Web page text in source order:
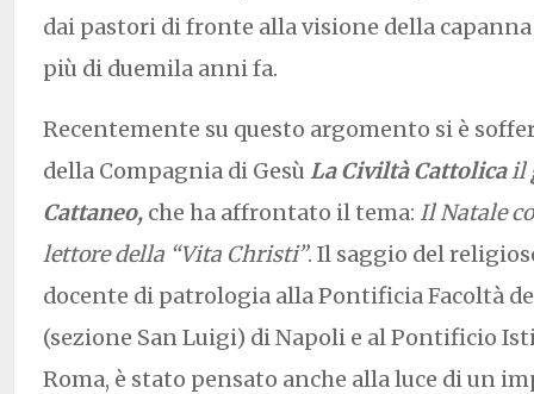
dai pastori di fronte alla visione della capanna
più di duemila anni fa.
Recentemente su questo argomento si è
della Compagnia di Gesù La Civiltà Cattolicail
Cattaneo, che ha affrontato il tema: Il Natale
lettore della “Vita Christi”. Il saggio del
docente di patrologia alla Pontificia Facoltà
(sezione San Luigi) di Napoli e al Pontificio
Roma, è stato pensato anche alla luce di un